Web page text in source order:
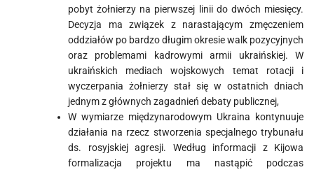
pobyt żołnierzy na pierwszej linii do dwóch miesięcy.
Decyzja ma związek z narastającym zmęczeniem
oddziałów po bardzo długim okresie walk pozycyjnych
oraz problemami kadrowymi armii ukraińskiej. W
ukraińskich mediach wojskowych temat rotacji i
wyczerpania żołnierzy stał się w ostatnich dniach
jednym z głównych zagadnień debaty publicznej,
W wymiarze międzynarodowym Ukraina kontynuuje
działania na rzecz stworzenia specjalnego trybunału
ds. rosyjskiej agresji. Według informacji z Kijowa
formalizacja projektu ma nastąpić podczas